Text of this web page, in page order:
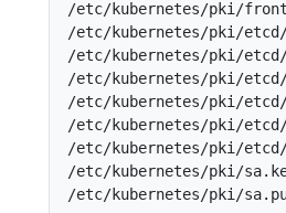
/etc/kubernetes/pki/
/etc/kubernetes/pki/
/etc/kubernetes/pki/
/etc/kubernetes/pki/
/etc/kubernetes/pki/
/etc/kubernetes/pki/
/etc/kubernetes/pki/
/etc/kubernetes/pki/